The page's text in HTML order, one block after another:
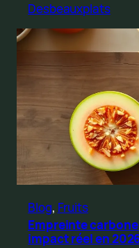
Desbeauxplats
Blog, Fruits
Empreinte
impact réel en